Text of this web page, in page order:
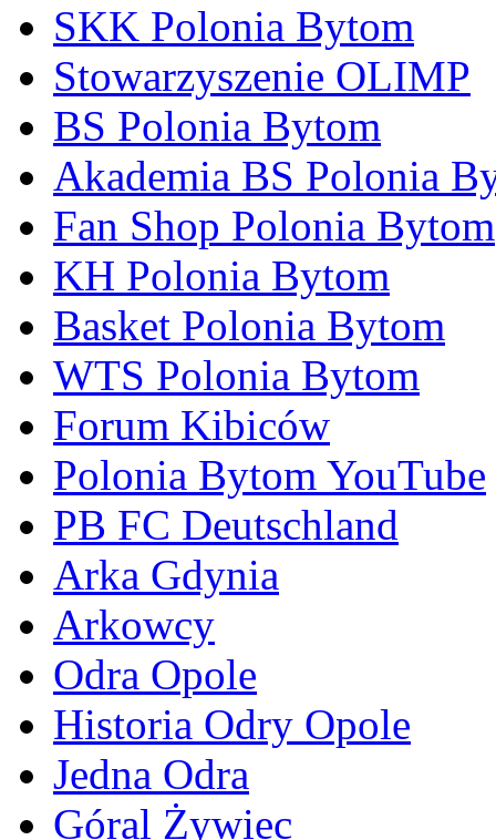
SKK Polonia Bytom
Stowarzyszenie OLIMP
BS Polonia Bytom
Akademia BS Polonia
Fan Shop Polonia Bytom
KH Polonia Bytom
Basket Polonia Bytom
WTS Polonia Bytom
Forum Kibiców
Polonia Bytom YouTube
PB FC Deutschland
Arka Gdynia
Arkowcy
Odra Opole
Historia Odry Opole
Jedna Odra
Góral Żywiec